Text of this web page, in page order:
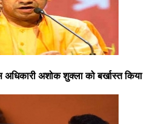
अशोक शुक्ला को बर्खास्त किया